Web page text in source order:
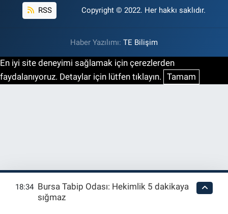
RSS Copyright © 2022. Her hakkı saklıdır.
Haber Yazılımı: TE Bilişim
En iyi site deneyimi sağlamak için çerezlerden
faydalanıyoruz. Detaylar için lütfen tıklayın. Tamam
18:34 Bursa Tabip Odası: Hekimlik 5 dakikaya
sığmaz